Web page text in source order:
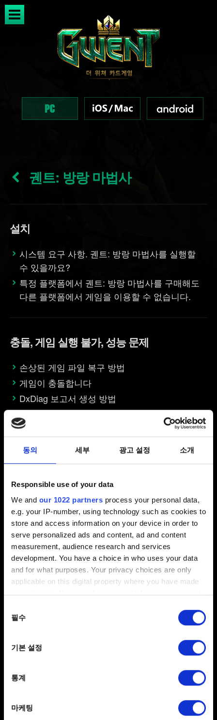
동의 세부 광고 설정 소개
Responsible use of your data
We and our 1022 partners process your personal data,
e.g. your IP-number, using technology such as cookies to
store and access information on your device in order to
serve personalized ads and content, ad and content
measurement, audience research and services
development. You have a choice in who uses your data
and for what purposes. Your privacy choices are only
applicable on this digital property where you have made
your choices. You can change or withdraw your consent
the Privacy trigger icon.
Collect information about your geographical
Identify your device by actively scanning it for
Find out more about how your personal data is processed
선택
필수
기본 설정
통계
마케팅
궨트: 방랑 마법사
설치
시스템 요구 사항. 궨트: 방랑 마법사를 실행할
수 있을까요?
특정 플랫폼에서 궨트: 방랑 마법사를 구매해도
다른 플랫폼에서 게임을 이용할 수 없습니다.
충돌, 게임 실행 불가, 성능 문제
손상된 게임 파일 복구 방법
게임이 충돌합니다
DxDiag 보고서 생성 방법
진행
게임 진행 중단
업적
Steam 업적이 잠금 해제되지 않아요
요구 조건을 만족했는데도 Galaxy 업적이
달성되지 않았어요
내레이션과 대화 음성은 영어로만 제공됩니다.
기타